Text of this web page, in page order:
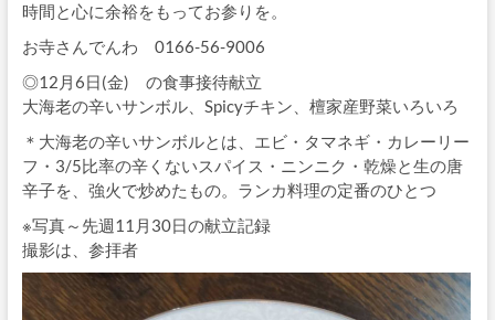
時間と心に余裕をもってお参りを。
お寺さんでんわ 0166-56-9006
◎12月6日(金) の食事接待献立
大海老の辛いサンボル、Spicyチキン、檀家産野菜いろいろ
＊大海老の辛いサンボルとは、エビ・タマネギ・カレーリー
フ・3/5比率の辛くないスパイス・ニンニク・乾燥と生の唐
辛子を、強火で炒めたもの。ランカ料理の定番のひとつ
※写真～先週11月30日の献立記録
撮影は、参拝者